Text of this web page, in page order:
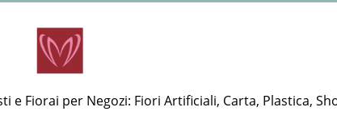
Fiorai per Negozi: Fiori Artificiali, Carta, Plastica,